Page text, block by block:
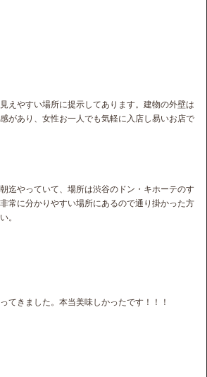
えやすい場所に提示してあります。建物の外壁は
があり、女性お一人でも気軽に入店し易いお店で
迄やっていて、場所は渋谷のドン・キホーテのす
常に分かりやすい場所にあるので通り掛かった方
。
てきました。本当美味しかったです！！！